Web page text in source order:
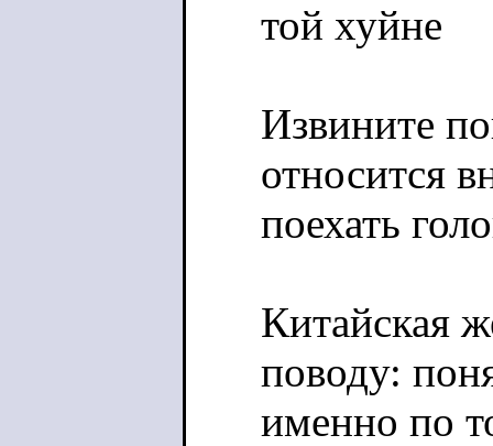
той хуйне
Извините
относится
поехать
Китайская
поводу:
именно по